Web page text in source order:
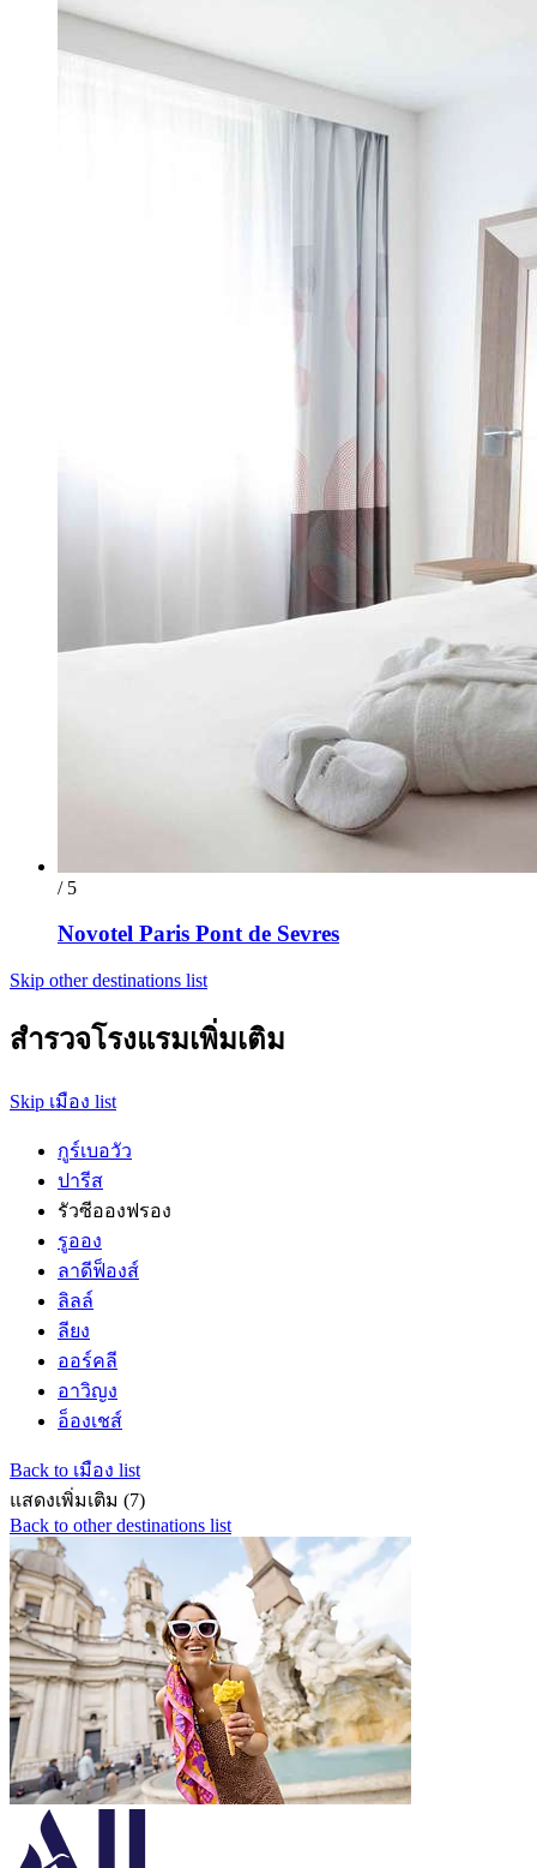
/ 5
Novotel Paris Pont de Sevres
Skip other destinations list
สำรวจโรงแรมเพิ่มเติม
Skip เมือง list
กูร์เบอวัว
ปารีส
รัวซีอองฟรอง
รูออง
ลาดีฟ็องส์
ลิลล์
ลียง
ออร์คลี
อาวิญง
อ็องเชส์
Back to เมือง list
แสดงเพิ่มเติม (7)
Back to other destinations list